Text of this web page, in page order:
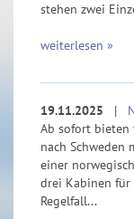
stehen zwei
weiterlesen »
19.11.2025 |
Ab sofort bieten
nach Schweden
einer
drei Kabinen für
Regelfall...